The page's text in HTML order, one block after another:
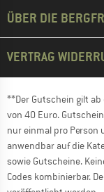
ÜBER DIE
VERTRAG
**Der Gutschein gilt
von 40 Euro.
nur einmal pro Person
anwendbar auf die
sowie Gutscheine.
Codes kombinierbar.